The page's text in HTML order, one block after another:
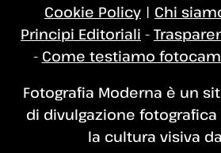
Cookie Policy | Chi
Principi Editoriali -
- Come testiamo
Fotografia Moderna è un
di divulgazione
la cultura visiva